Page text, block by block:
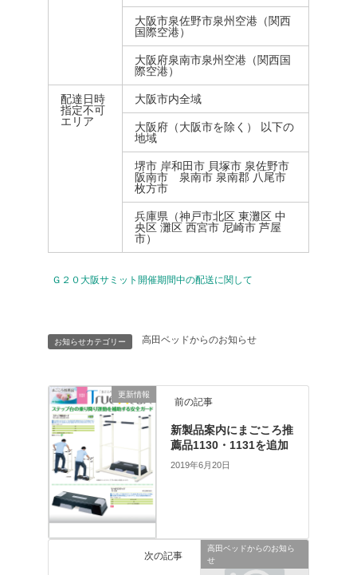
大阪市泉佐野市泉州空港（関西
国際空港）
大阪府泉南市泉州空港（関西国
際空港）
配達日時
指定不可
エリア
大阪市内全域
大阪府（大阪市を除く） 以下の
地域
堺市 岸和田市 貝塚市 泉佐野市
阪南市 泉南市 泉南郡 八尾市
枚方市
兵庫県（神戸市北区 東灘区 中
央区 灘区 西宮市 尼崎市 芦屋
市）
Ｇ２０大阪サミット開催期間中の配送に関して
お知らせカテゴリー 高田ベッドからのお知らせ
更新情報
前の記事
新製品案内にまごころ推
薦品1130・1131を追加
2019年6月20日
高田ベッドからのお知ら
せ
次の記事